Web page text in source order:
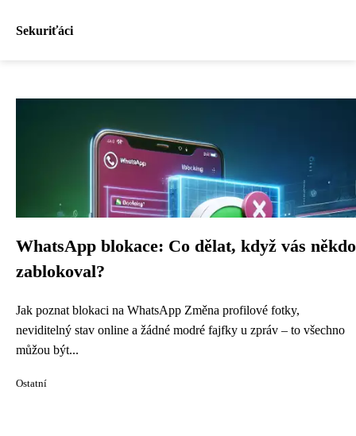
Sekuriťáci
WhatsApp blokace: Co dělat, když vás někdo
zablokoval?
Jak poznat blokaci na WhatsApp Změna profilové fotky,
neviditelný stav online a žádné modré fajfky u zpráv – to všechno
můžou být...
Ostatní